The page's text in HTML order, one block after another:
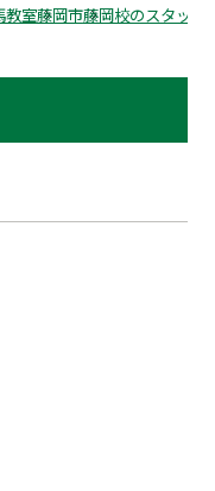
教室藤岡市藤岡校のスタッフ